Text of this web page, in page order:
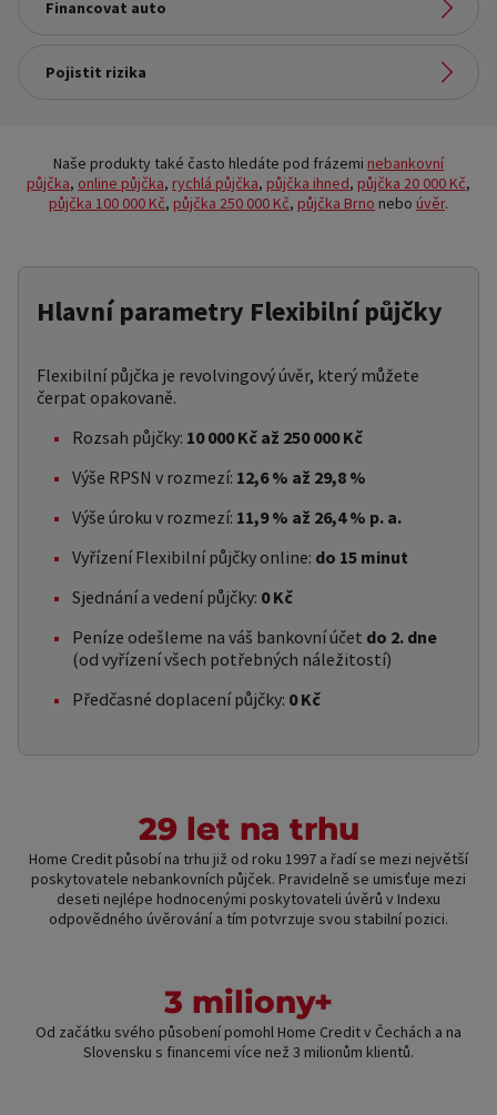
Nakupovat na splátky
Financovat auto
Financovat auto
Pojistit rizika
Naše produkty také často hledáte pod frázemi nebankovní
půjčka, online půjčka, rychlá půjčka, půjčka ihned, půjčka 20 000 Kč,
půjčka 100 000 Kč, půjčka 250 000 Kč, půjčka Brno nebo úvěr.
Hlavní parametry Flexibilní půjčky
Flexibilní půjčka je revolvingový úvěr, který můžete
čerpat opakovaně.
Rozsah půjčky: 10 000 Kč až 250 000 Kč
Výše RPSN v rozmezí: 12,6 % až 29,8 %
Výše úroku v rozmezí: 11,9 % až 26,4 % p. a.
Vyřízení Flexibilní půjčky online: do 15 minut
Sjednání a vedení půjčky: 0 Kč
Peníze odešleme na váš bankovní účet do 2. dne
(od vyřízení všech potřebných náležitostí)
Předčasné doplacení půjčky: 0 Kč
29 let na trhu
Home Credit působí na trhu již od roku 1997 a řadí se mezi největší
poskytovatele nebankovních půjček. Pravidelně se umisťuje mezi
deseti nejlépe hodnocenými poskytovateli úvěrů v Indexu
odpovědného úvěrování a tím potvrzuje svou stabilní pozici.
3 miliony+
Od začátku svého působení pomohl Home Credit v Čechách a na
Slovensku s financemi více než 3 milionům klientů.